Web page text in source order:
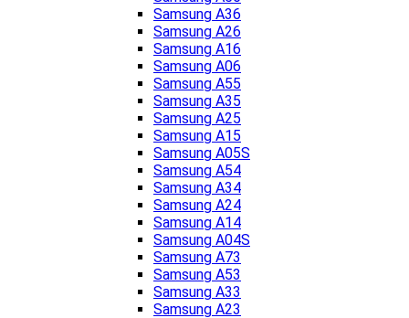
Samsung A36
Samsung A26
Samsung A16
Samsung A06
Samsung A55
Samsung A35
Samsung A25
Samsung A15
Samsung A05S
Samsung A54
Samsung A34
Samsung A24
Samsung A14
Samsung A04S
Samsung A73
Samsung A53
Samsung A33
Samsung A23